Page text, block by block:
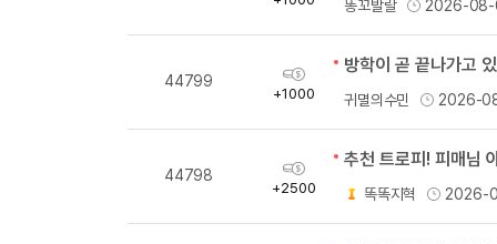
일
똥꼬발랄 2026-
44799
획
득
+1000
방학이 곧 끝나가고
귀멸의수민 2026-
44798
획
득
+2500
추천 트로피! 피매님
똑똑지혁 2026-